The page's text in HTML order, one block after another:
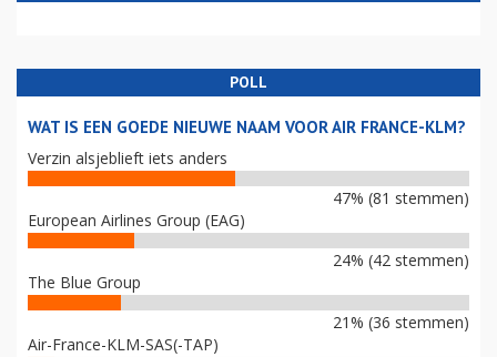
POLL
WAT IS EEN GOEDE NIEUWE NAAM VOOR AIR FRANCE-KLM?
Verzin alsjeblieft iets anders
47% (81 stemmen)
European Airlines Group (EAG)
24% (42 stemmen)
The Blue Group
21% (36 stemmen)
Air-France-KLM-SAS(-TAP)